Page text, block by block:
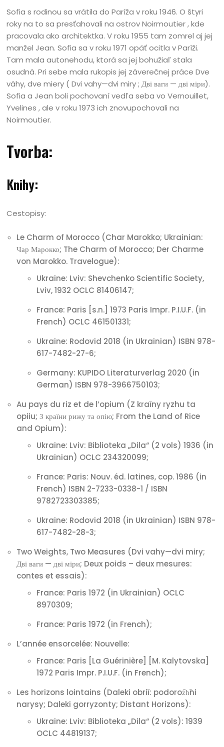
Sofia s rodinou sa vrátila do Paríža v roku 1946. O štyri
roky na to sa presťahovali na ostrov Noirmoutier , kde
pracovala ako architektka. V roku 1955 tam zomrel aj jej
manžel Jean. Sofia sa v roku 1971 opäť ocitla v Paríži.
Tam mala autonehodu, ktorá sa jej bohužiaľ stala
osudná. Pri sebe mala rukopis jej záverečnej práce Dve
váhy, dve miery ( Dvi vahy—dvi miry ; Дві ваги — дві міри).
Sofia a Jean boli pochovaní vedľa seba vo Vernouillet,
Yvelines , ale v roku 1973 ich znovupochovali na
Noirmoutier.
Tvorba:
Knihy:
Cestopisy:
Le Charm of Morocco (Char Marokko; Ukrainian:
Чар Марокко; The Charm of Morocco; Der Charme
von Marokko. Travelogue):
Ukraine: Lviv: Shevchenko Scientific Society,
Lviv, 1932 OCLC 81406147;
France: Paris [s.n.] 1973 Paris Impr. P.I.U.F. (in
French) OCLC 461501331;
Ukraine: Rodovid 2018 (in Ukrainian) ISBN 978-
617-7482-27-6;
Germany: KUPIDO Literaturverlag 2020 (in
German) ISBN 978-3966750103;
Au pays du riz et de l’opium (Z kraïny ryzhu ta
opiiu; З країни рижу та опію; From the Land of Rice
and Opium):
Ukraine: Lviv: Biblioteka „Dila“ (2 vols) 1936 (in
Ukrainian) OCLC 234320099;
France: Paris: Nouv. éd. latines, cop. 1986 (in
French) ISBN 2-7233-0338-1 / ISBN
9782723303385;
Ukraine: Rodovid 2018 (in Ukrainian) ISBN 978-
617-7482-28-3;
Two Weights, Two Measures (Dvi vahy—dvi miry;
Дві ваги — дві міри; Deux poids – deux mesures:
contes et essais):
France: Paris 1972 (in Ukrainian) OCLC
8970309;
France: Paris 1972 (in French);
L’année ensorcelée: Nouvelle:
France: Paris [La Guérinière] [M. Kalytovska]
1972 Paris Impr. P.I.U.F. (in French);
Les horizons lointains (Daleki obriï: podoroz︠h︡ni
narysy; Daleki gorryzonty; Distant Horizons):
Ukraine: Lviv: Biblioteka „Dila“ (2 vols): 1939
OCLC 44819137;